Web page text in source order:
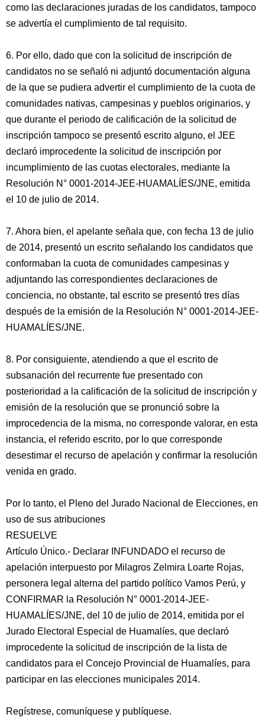
como las declaraciones juradas de los candidatos, tampoco
se advertía el cumplimiento de tal requisito.
6. Por ello, dado que con la solicitud de inscripción de
candidatos no se señaló ni adjuntó documentación alguna
de la que se pudiera advertir el cumplimiento de la cuota de
comunidades nativas, campesinas y pueblos originarios, y
que durante el periodo de calificación de la solicitud de
inscripción tampoco se presentó escrito alguno, el JEE
declaró improcedente la solicitud de inscripción por
incumplimiento de las cuotas electorales, mediante la
Resolución N° 0001-2014-JEE-HUAMALÍES/JNE, emitida
el 10 de julio de 2014.
7. Ahora bien, el apelante señala que, con fecha 13 de julio
de 2014, presentó un escrito señalando los candidatos que
conformaban la cuota de comunidades campesinas y
adjuntando las correspondientes declaraciones de
conciencia, no obstante, tal escrito se presentó tres días
después de la emisión de la Resolución N° 0001-2014-JEE-
HUAMALÍES/JNE.
8. Por consiguiente, atendiendo a que el escrito de
subsanación del recurrente fue presentado con
posterioridad a la calificación de la solicitud de inscripción y
emisión de la resolución que se pronunció sobre la
improcedencia de la misma, no corresponde valorar, en esta
instancia, el referido escrito, por lo que corresponde
desestimar el recurso de apelación y confirmar la resolución
venida en grado.
Por lo tanto, el Pleno del Jurado Nacional de Elecciones, en
uso de sus atribuciones
RESUELVE
Artículo Único.- Declarar INFUNDADO el recurso de
apelación interpuesto por Milagros Zelmira Loarte Rojas,
personera legal alterna del partido político Vamos Perú, y
CONFIRMAR la Resolución N° 0001-2014-JEE-
HUAMALÍES/JNE, del 10 de julio de 2014, emitida por el
Jurado Electoral Especial de Huamalíes, que declaró
improcedente la solicitud de inscripción de la lista de
candidatos para el Concejo Provincial de Huamalíes, para
participar en las elecciones municipales 2014.
Regístrese, comuníquese y publíquese.